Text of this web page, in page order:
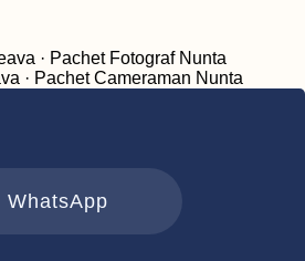
WhatsApp